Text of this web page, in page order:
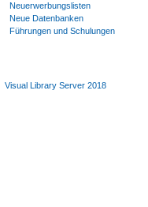
Neuerwerbungslisten
Neue Datenbanken
Führungen und Schulungen
Visual Library Server 2018